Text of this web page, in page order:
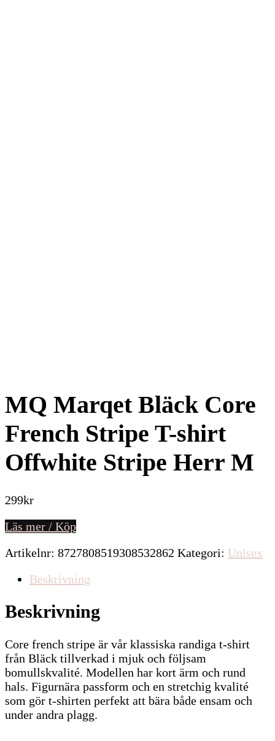
MQ Marqet Bläck Core
French Stripe T-shirt
Offwhite Stripe Herr M
299kr
Läs mer / Köp
Artikelnr: 8727808519308532862 Kategori: Unisex
Beskrivning
Beskrivning
Core french stripe är vår klassiska randiga t-shirt
från Bläck tillverkad i mjuk och följsam
bomullskvalité. Modellen har kort ärm och rund
hals. Figurnära passform och en stretchig kvalité
som gör t-shirten perfekt att bära både ensam och
under andra plagg.